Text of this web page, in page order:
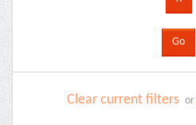
Clear current filters or